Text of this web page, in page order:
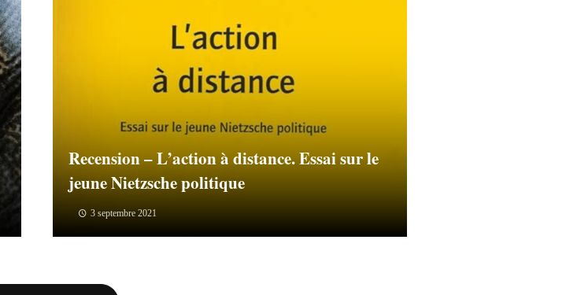
Recension – L’action à distance. Essai sur le
jeune Nietzsche politique
3 septembre 2021